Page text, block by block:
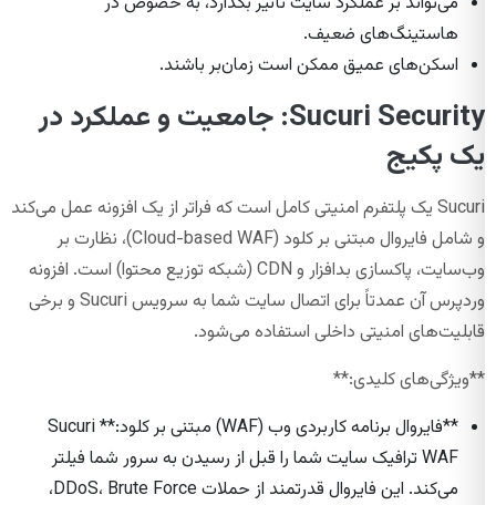
هاستینگ‌های ضعیف.
اسکن‌های عمیق ممکن است زمان‌بر باشند.
Sucuri Security: جامعیت و عملکرد در
یک پکیج
Sucuri یک پلتفرم امنیتی کامل است که فراتر از یک افزونه عمل می‌کند
و شامل فایروال مبتنی بر کلود (Cloud-based WAF)، نظارت بر
وب‌سایت، پاکسازی بدافزار و CDN (شبکه توزیع محتوا) است. افزونه
وردپرس آن عمدتاً برای اتصال سایت شما به سرویس Sucuri و برخی
قابلیت‌های امنیتی داخلی استفاده می‌شود.
**ویژگی‌های کلیدی:**
**فایروال برنامه کاربردی وب (WAF) مبتنی بر کلود:** Sucuri
WAF ترافیک سایت شما را قبل از رسیدن به سرور شما فیلتر
می‌کند. این فایروال قدرتمند از حملات DDoS، Brute Force،